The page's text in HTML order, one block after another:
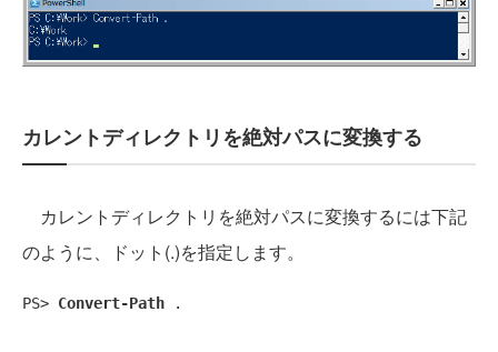
カレントディレクトリを絶対パスに変換する
カレントディレクトリを絶対パスに変換するには下記
のように、ドット(.)を指定します。
PS> Convert-Path .